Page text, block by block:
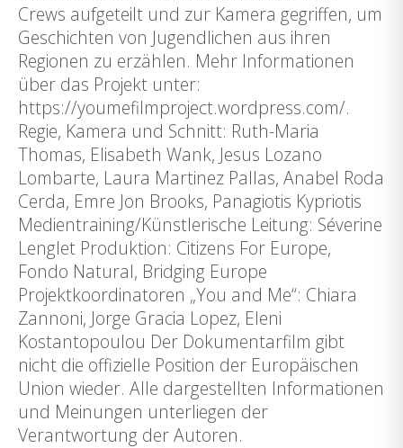
Crews aufgeteilt und zur Kamera gegriffen, um
Geschichten von Jugendlichen aus ihren
Regionen zu erzählen. Mehr Informationen
über das Projekt unter:
https://youmefilmproject.wordpress.com/.
Regie, Kamera und Schnitt: Ruth-Maria
Thomas, Elisabeth Wank, Jesus Lozano
Lombarte, Laura Martinez Pallas, Anabel Roda
Cerda, Emre Jon Brooks, Panagiotis Kypriotis
Medientraining/Künstlerische Leitung: Séverine
Lenglet Produktion: Citizens For Europe,
Fondo Natural, Bridging Europe
Projektkoordinatoren „You and Me“: Chiara
Zannoni, Jorge Gracia Lopez, Eleni
Kostantopoulou Der Dokumentarfilm gibt
nicht die offizielle Position der Europäischen
Union wieder. Alle dargestellten Informationen
und Meinungen unterliegen der
Verantwortung der Autoren.